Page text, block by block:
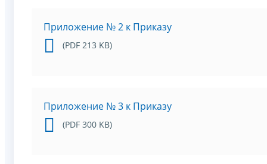
Приложение № 2 к Приказу
(PDF 213 KB)
Приложение № 3 к Приказу
(PDF 300 KB)